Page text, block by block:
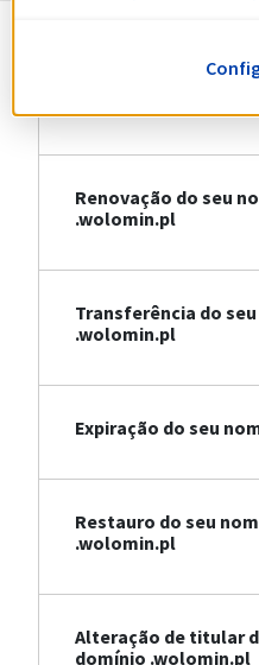
Registo do seu
Renovação do seu
.wolomin.pl
Transferência do
.wolomin.pl
Expiração do seu
Restauro do seu
.wolomin.pl
Alteração de titular
domínio .wolomin.pl